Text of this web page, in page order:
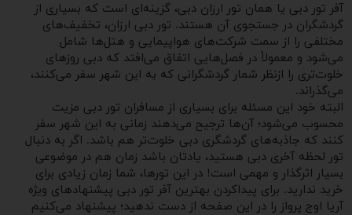
آفر تور دبی یا همان تور ارزان دبی، گزینه‌ای است که بسیاری از
گردشگران در جستجوی آن هستند. تور دبی ارزان، تخفیف‌های
مختلفی را از سمت شرکت‌های هواپیمایی و هتل‌ها شامل
می‌شود و معمولاً در فصل‌هایی اتفاق می‌افتد که دبی روزهای
خلوت‌تری را ازنظر شمار گردشگرانی که به این شهر سفر می‌کنند،
می‌گذراند.
البته خود این مسئله برای بسیاری از مسافران تور دبی مزیت
محسوب می‌شود؛ آن‌ها ترجیح می‌دهند زمانی به این شهر سفر
کنند که جاذبه‌های گردشگری دبی خلوت‌تر هم باشد. اگر به دنبال
تور لحظه آخری دبی هستید، یادتان باشد زمان هم در موضوعی
بسیار اثرگذار و مهمی است! در این تورها، شما زمان زیادی برای
خرید ندارید. برای پیداکردن بهترین آفر تور دبی پیشنهادهای ویژه
آریا اوج پرواز را در این صفحه از دست ندهید؛ پیشنهاد می‌کنیم